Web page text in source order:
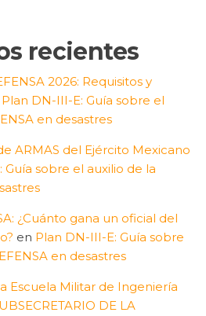
recientes
2026: Requisitos y
Plan DN-III-E: Guía sobre el
en desastres
ARMAS del Ejército Mexicano
Guía sobre el auxilio de la
¿Cuánto gana un oficial del
en Plan DN-III-E: Guía sobre
en desastres
Escuela Militar de Ingeniería
DE LA